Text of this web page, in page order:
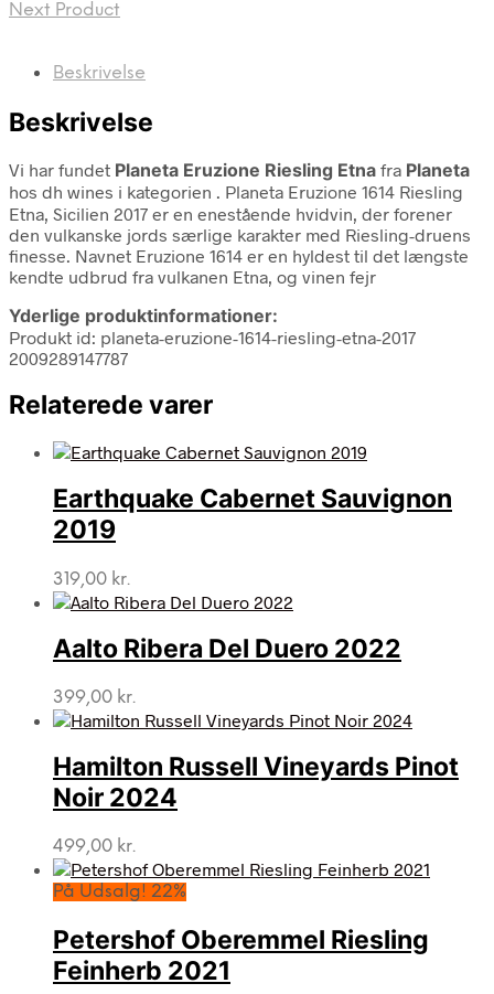
Next Product
Beskrivelse
Beskrivelse
Vi har fundet Planeta Eruzione Riesling Etna fra Planeta
hos dh wines i kategorien . Planeta Eruzione 1614 Riesling
Etna, Sicilien 2017 er en enestående hvidvin, der forener
den vulkanske jords særlige karakter med Riesling-druens
finesse. Navnet Eruzione 1614 er en hyldest til det længste
kendte udbrud fra vulkanen Etna, og vinen fejr
Yderlige produktinformationer:
Produkt id: planeta-eruzione-1614-riesling-etna-2017
2009289147787
Relaterede varer
Earthquake Cabernet Sauvignon
2019
319,00 kr.
Aalto Ribera Del Duero 2022
399,00 kr.
Hamilton Russell Vineyards Pinot
Noir 2024
499,00 kr.
På Udsalg! 22%
Petershof Oberemmel Riesling
Feinherb 2021